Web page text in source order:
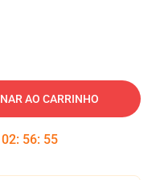
AO CARRINHO
02: 56: 54